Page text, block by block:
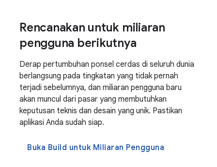
Rencanakan untuk miliaran
pengguna berikutnya
Derap pertumbuhan ponsel cerdas di seluruh dunia
berlangsung pada tingkatan yang tidak pernah
terjadi sebelumnya, dan miliaran pengguna baru
akan muncul dari pasar yang membutuhkan
keputusan teknis dan desain yang unik. Pastikan
aplikasi Anda sudah siap.
Buka Build untuk Miliaran Pengguna